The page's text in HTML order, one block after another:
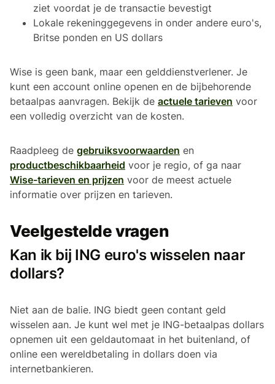
ziet voordat je de transactie bevestigt
Lokale rekeninggegevens in onder andere euro's,
Britse ponden en US dollars
Wise is geen bank, maar een gelddienstverlener. Je
kunt een account online openen en de bijbehorende
betaalpas aanvragen. Bekijk de actuele tarieven voor
een volledig overzicht van de kosten.
Raadpleeg de gebruiksvoorwaarden en
productbeschikbaarheid voor je regio, of ga naar
Wise-tarieven en prijzen voor de meest actuele
informatie over prijzen en tarieven.
Veelgestelde vragen
Kan ik bij ING euro's wisselen naar
dollars?
Niet aan de balie. ING biedt geen contant geld
wisselen aan. Je kunt wel met je ING-betaalpas dollars
opnemen uit een geldautomaat in het buitenland, of
online een wereldbetaling in dollars doen via
internetbankieren.